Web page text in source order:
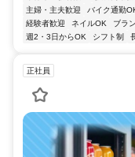
主婦・主夫歓迎
バイク通勤
経験者歓迎
ネイルOK ブラ
週2・3日からOK
シフト制
正社員